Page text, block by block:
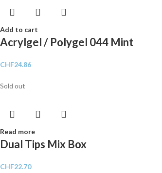
Add to cart
Acrylgel / Polygel 044 Mint
CHF24.86
Sold out
Read more
Dual Tips Mix Box
CHF22.70